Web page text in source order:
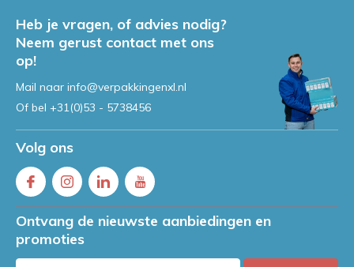
Heb je vragen, of advies nodig?
Neem gerust contact met ons
op!
Mail naar info@verpakkingenxl.nl
Of bel +31(0)53 - 5738456
Volg ons
Ontvang de nieuwste aanbiedingen en
promoties